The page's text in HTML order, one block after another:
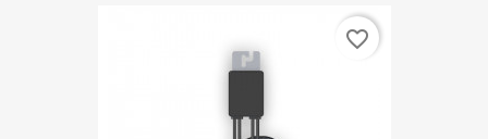
favorite_border